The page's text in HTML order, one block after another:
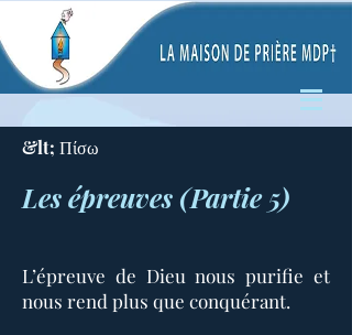
&lt; Πίσω
Les épreuves (Partie 5)
L’épreuve de Dieu nous purifie et
nous rend plus que conquérant.